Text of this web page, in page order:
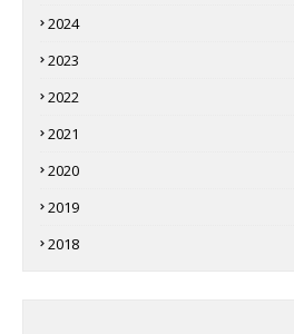
2024
2023
2022
2021
2020
2019
2018